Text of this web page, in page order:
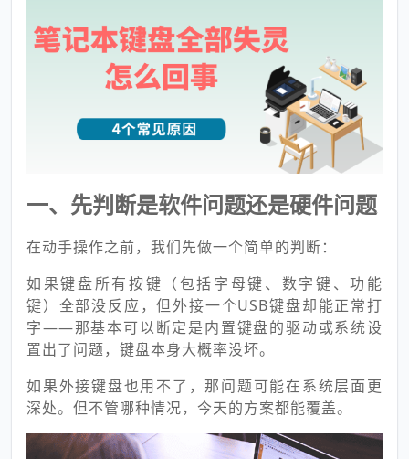
一、先判断是软件问题还是硬件问题
在动手操作之前，我们先做一个简单的判断：
如果键盘所有按键（包括字母键、数字键、功能
键）全部没反应，但外接一个USB键盘却能正常打
字——那基本可以断定是内置键盘的驱动或系统设
置出了问题，键盘本身大概率没坏。
如果外接键盘也用不了，那问题可能在系统层面更
深处。但不管哪种情况，今天的方案都能覆盖。